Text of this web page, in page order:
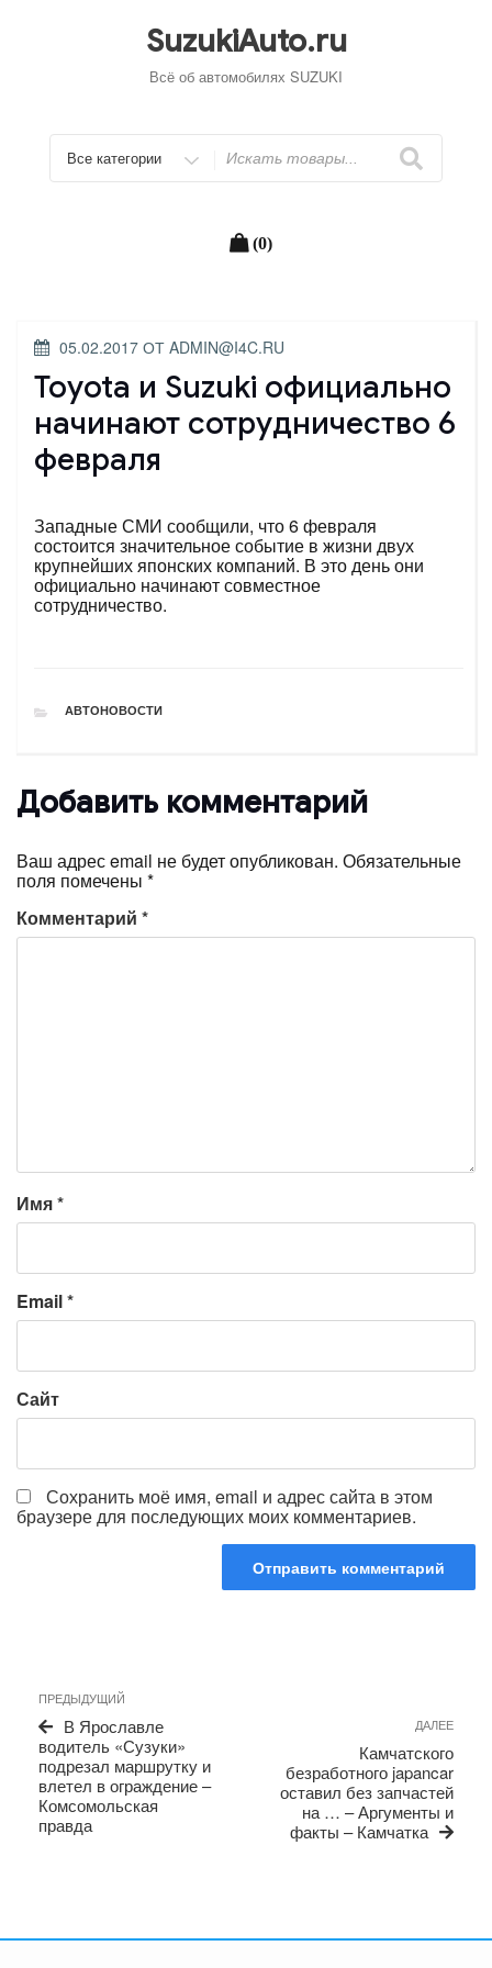
SuzukiAuto.ru
Всё об автомобилях SUZUKI
Искать
(0)
ОПУБЛИКОВАНО
05.02.2017 ОТ ADMIN@I4C.RU
Toyota и Suzuki официально
начинают сотрудничество 6
февраля
Западные СМИ сообщили, что 6 февраля
состоится значительное событие в жизни двух
крупнейших японских компаний. В это день они
официально начинают совместное
сотрудничество.
РУБРИКИ
АВТОНОВОСТИ
Добавить комментарий
Ваш адрес email не будет опубликован. Обязательные
поля помечены *
Комментарий *
Имя*
Email*
Сайт
Сохранить моё имя, email и адрес сайта в этом
браузере для последующих моих комментариев.
по
записям
Предыдущая
запись
ПРЕДЫДУЩИЙ
В Ярославле
водитель «Сузуки»
подрезал маршрутку и
влетел в ограждение –
Комсомольская
правда
ДАЛЕЕ
Камчатского
безработного japancar
оставил без запчастей
на … – Аргументы и
факты – Камчатка